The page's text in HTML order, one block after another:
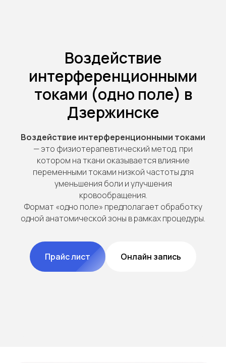
Воздействие
интерференционными
токами (одно поле) в
Дзержинске
Воздействие интерференционными токами
— это физиотерапевтический метод, при
котором на ткани оказывается влияние
переменными токами низкой частоты для
уменьшения боли и улучшения
кровообращения.
Формат «одно поле» предполагает обработку
одной анатомической зоны в рамках процедуры.
Прайс лист Онлайн запись